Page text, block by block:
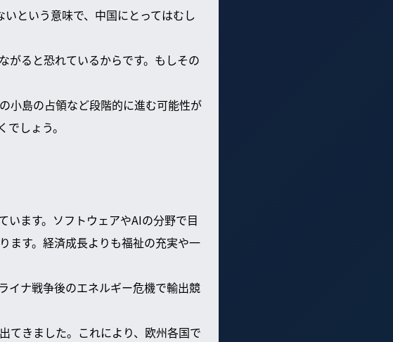
という意味で、中国にとってはむし
がると恐れているからです。もしその
小島の占領など段階的に進む可能性が
しょう。
います。ソフトウェアやAIの分野で目
ます。経済成長よりも福祉の充実や一
イナ戦争後のエネルギー危機で輸出競
てきました。これにより、欧州各国で